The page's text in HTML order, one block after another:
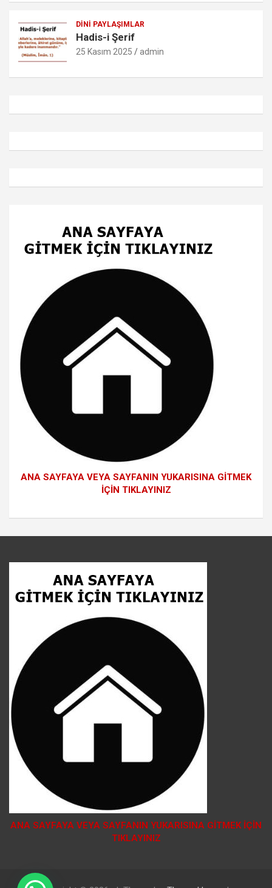
DINI PAYLAŞIMLAR
Hadis-i Şerif
25 Kasım 2025 admin
ANA SAYFAYA VEYA SAYFANIN YUKARISINA GİTMEK
İÇİN TIKLAYINIZ
ANA SAYFAYA VEYA SAYFANIN YUKARISINA GİTMEK İÇİN
TIKLAYINIZ